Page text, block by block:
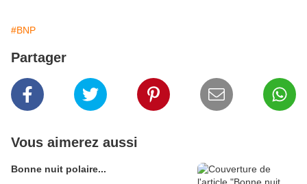
#BNP
Partager
Vous aimerez aussi
Bonne nuit polaire...